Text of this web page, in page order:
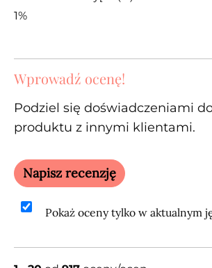
1%
Wprowadź ocenę!
Podziel się doświadczeniami
produktu z innymi klientami.
Napisz recenzję
Pokaż oceny tylko w aktualnym